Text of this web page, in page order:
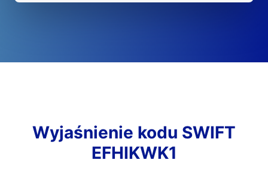
Wyjaśnienie kodu SWIFT
EFHIKWK1